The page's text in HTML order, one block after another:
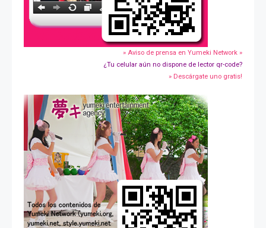
» Aviso de prensa en Yumeki Network »
¿Tu celular aún no dispone de lector qr-code?
» Descárgate uno gratis!